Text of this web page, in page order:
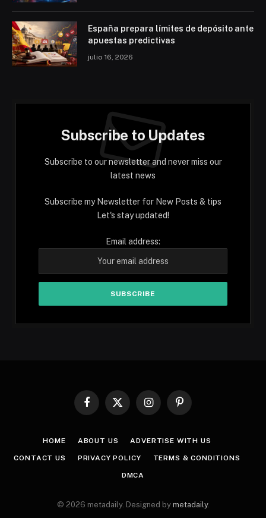
España prepara límites de depósito ante
apuestas predictivas
julio 16, 2026
Subscribe to Updates
Subscribe to our newsletter and never miss our
latest news
Subscribe my Newsletter for New Posts & tips
Let's stay updated!
Email address:
Facebook
X
InstagramPinterest
HOME ABOUT US ADVERTISE WITH US
CONTACT US PRIVACY POLICY TERMS & CONDITIONS
DMCA
© 2026 metadaily. Designed by metadaily.